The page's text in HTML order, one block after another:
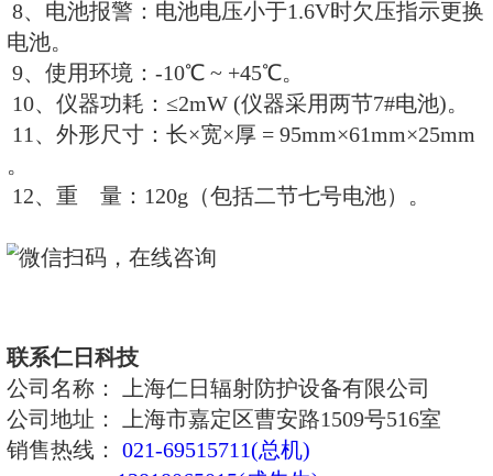
5、功耗低，有电池欠压指示功能
技术指标：
1、采用GM计数管。
2、线性状况：在测量范围内相对
3、测量范围：剂量率 0.10μSv/h ~
137Cs 归一）。
5、角响应： 0º ~ 45º ≤±10% ，
≤±20% 。